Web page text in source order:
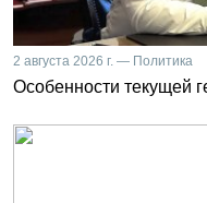
2 августа 2026 г. — Политика
Особенности текущей